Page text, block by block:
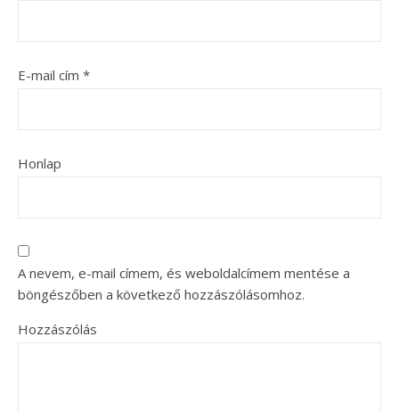
E-mail cím *
Honlap
A nevem, e-mail címem, és weboldalcímem mentése a
böngészőben a következő hozzászólásomhoz.
Hozzászólás